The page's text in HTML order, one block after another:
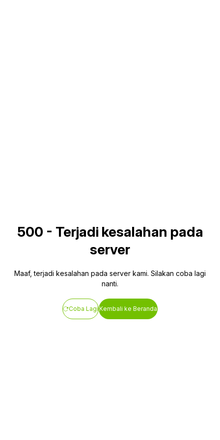
500 - Terjadi kesalahan pada
server
Maaf, terjadi kesalahan pada server kami. Silakan coba lagi
nanti.
Coba LagiKembali ke Beranda